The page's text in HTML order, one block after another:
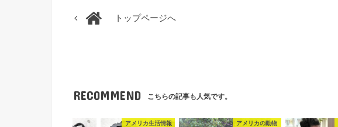
トップページへ
RECOMMEND こちらの記事も人気です。
アメリカ生活情報 アメリカの動物